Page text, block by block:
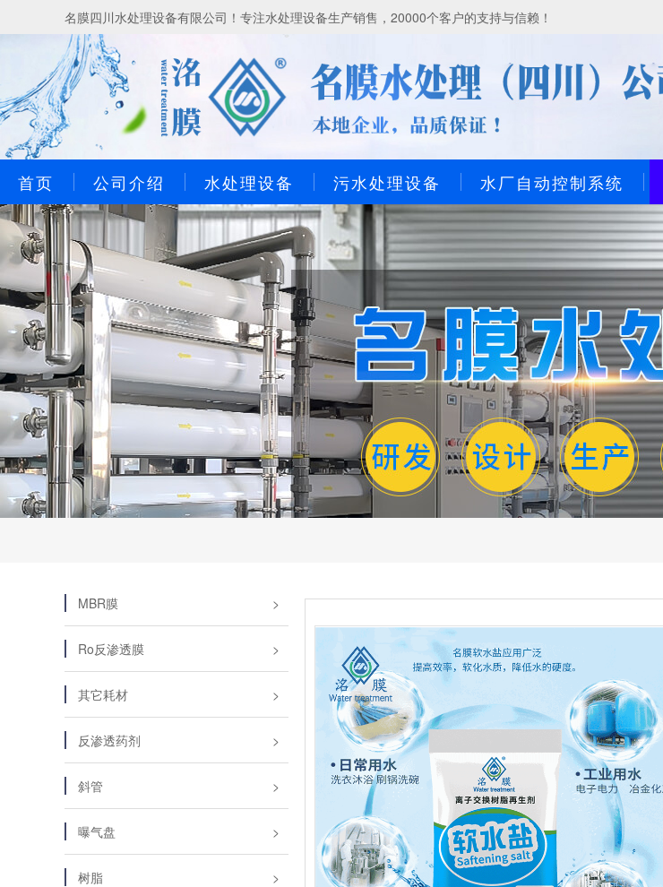
名膜四川水处理设备有限公司！专注水处理设备生产销售，20000个客户的支持与信赖！
首页 公司介绍 水处理设备 污水处理设备 水厂自动控制系统
MBR膜
Ro反渗透膜
其它耗材
反渗透药剂
斜管
曝气盘
树脂